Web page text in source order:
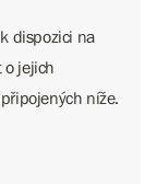
dispozici na
o jejich
níže.